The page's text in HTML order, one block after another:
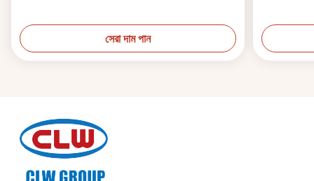
সেরা দাম পান